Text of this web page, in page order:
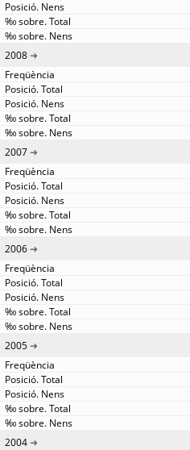
2008
2007
2006
2005
2004